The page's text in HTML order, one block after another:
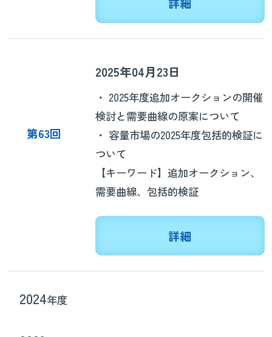
第63回
2025年04月23日
・ 2025年度追加オークションの開催
検討と需要曲線の原案について
・ 容量市場の2025年度包括的検証に
ついて
【キーワード】追加オークション、
需要曲線、包括的検証
詳細
2024年度